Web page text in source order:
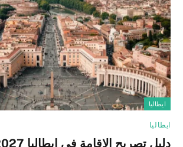
ايطاليا
ايطاليا